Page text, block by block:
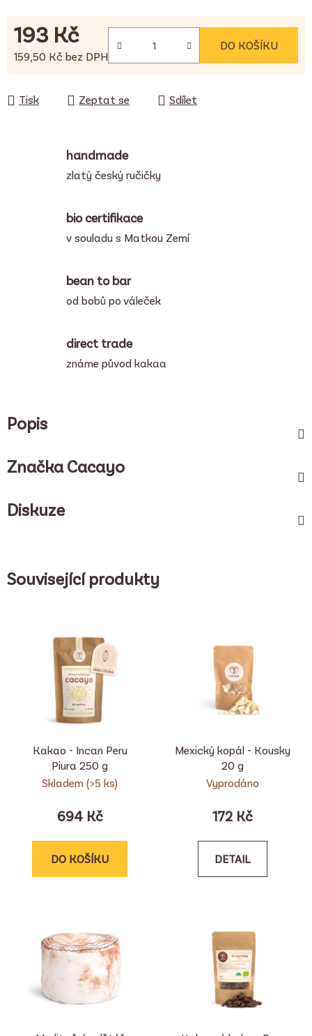
193 Kč
159,50 Kč bez DPH
DO KOŠÍKU
Tisk Zeptat se Sdílet
handmade
zlatý český ručičky
bio certifikace
v souladu s Matkou Zemí
bean to bar
od bobů po váleček
direct trade
známe původ kakaa
Popis
ZnačkaCacayo
Diskuze
Související produkty
Kakao - Incan Peru
Piura 250 g
Skladem (>5 ks)
694 Kč
DO KOŠÍKU
Mexický kopál - Kousky
20 g
Vyprodáno
172 Kč
DETAIL